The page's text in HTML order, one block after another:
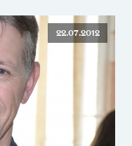
22.07.2012